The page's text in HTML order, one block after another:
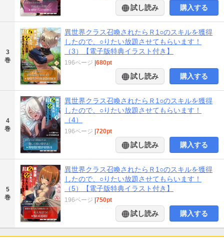
試し読み 購入する
3
巻
異世界クラス召喚されたらＲ1○のスキルを獲得
したので、○りたい放題させてもらいます！
（3）【電子版特典イラスト付き】
196ページ |680pt
試し読み 購入する
4
巻
異世界クラス召喚されたらＲ1○のスキルを獲得
したので、○りたい放題させてもらいます！
（4）
196ページ |720pt
試し読み 購入する
5
巻
異世界クラス召喚されたらＲ1○のスキルを獲得
したので、○りたい放題させてもらいます！
（5）【電子版特典イラスト付き】
196ページ |750pt
試し読み 購入する